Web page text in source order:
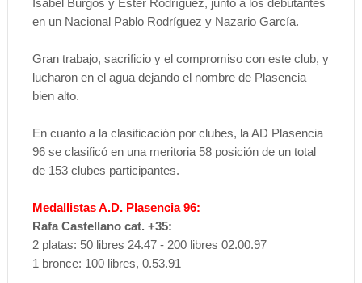
Isabel Burgos y Ester Rodríguez, junto a los debutantes
en un Nacional Pablo Rodríguez y Nazario García.
Gran trabajo, sacrificio y el compromiso con este club, y
lucharon en el agua dejando el nombre de Plasencia
bien alto.
En cuanto a la clasificación por clubes, la AD Plasencia
96 se clasificó en una meritoria 58 posición de un total
de 153 clubes participantes.
Medallistas A.D. Plasencia 96:
Rafa Castellano cat. +35:
2 platas: 50 libres 24.47 - 200 libres 02.00.97
1 bronce: 100 libres, 0.53.91